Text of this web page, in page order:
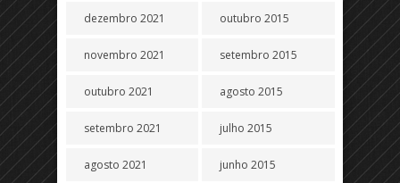
dezembro 2021
novembro 2021
outubro 2021
setembro 2021
agosto 2021
outubro 2015
setembro 2015
agosto 2015
julho 2015
junho 2015